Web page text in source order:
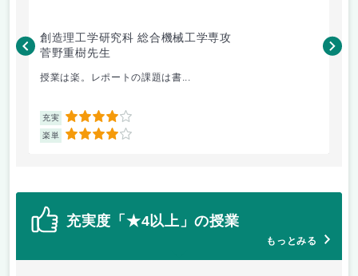
創造理工学研究科 総合機械工学専攻
菅野重樹先生
授業は楽。レポートの課題は書...
充実 4
楽単 4
福
充実度「★4以上」の授業
もっとみる